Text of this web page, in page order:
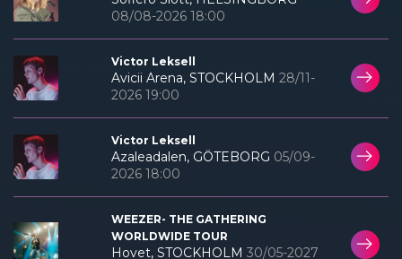
08/08-2026 18:00
Victor Leksell
Avicii Arena, STOCKHOLM 28/11-
2026 19:00
Victor Leksell
Azaleadalen, GÖTEBORG 05/09-
2026 18:00
WEEZER- THE GATHERING
WORLDWIDE TOUR
Hovet, STOCKHOLM 30/05-2027